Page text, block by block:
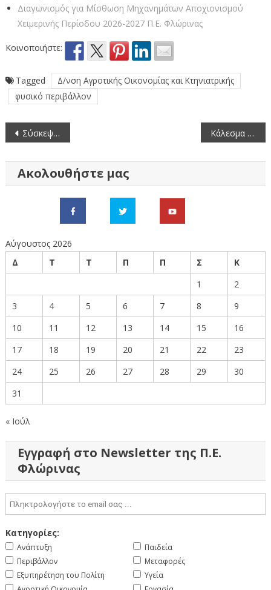
Διαγωνισμός για Μίσθωση Μηχανημάτων Αποχιονισμού
Χειμερινής Περίοδου 2026-2027 Π.Ε. Φλώρινας
Κοινοποιήστε:
Tagged
Δ/νση Αγροτικής Οικονομίας και Κτηνιατρικής
φυσικό περιβάλλον
Πλοήγηση
Σύσκεψη συντονιστικού οργάνου πολιτικής προστασίας στην Π.Ε. Φλώρινας Κάλεσμα στο Παλλαϊκό Συλλαλητήριο κατά της πώλησης της ΔΕΗ
Ακολουθήστε μας
Αύγουστος 2026
Δ
Τ Τ Π Π Σ
Κ
1
2
3
4 5 6 7 8
9
10
11 12 13 14 15
16
17
18 19 20 21 22
23
24
25 26 27 28 29
30
31
« Ιούλ
Εγγραφή στο Newsletter της Π.Ε.
Φλώρινας
Κατηγορίες:
Ανάπτυξη
Περιβάλλον
Εξυπηρέτηση του Πολίτη
Παιδεία
Μεταφορές
Υγεία